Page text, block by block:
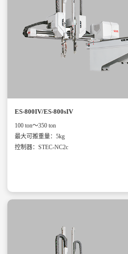
ES-800IV/ES-800sIV
100 ton～350 ton
最大可搬重量：5kg
控制器：STEC-NC2c